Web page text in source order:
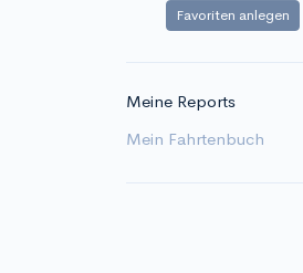
Favoriten anlegen
Meine Reports
Mein Fahrtenbuch